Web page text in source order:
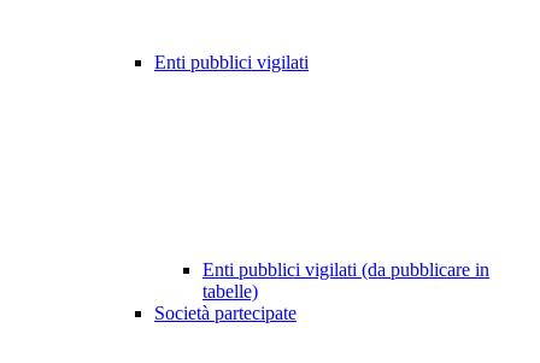
Enti pubblici vigilati
Enti pubblici vigilati (da pubblicare in
tabelle)
Società partecipate